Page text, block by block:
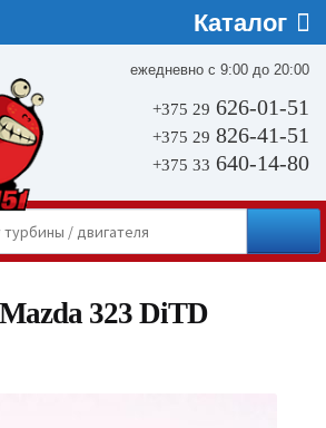
ежедневно с 9:00 до 20:00
+375 29 626-01-51
+375 29 826-41-51
+375 33 640-14-80
323 DiTD